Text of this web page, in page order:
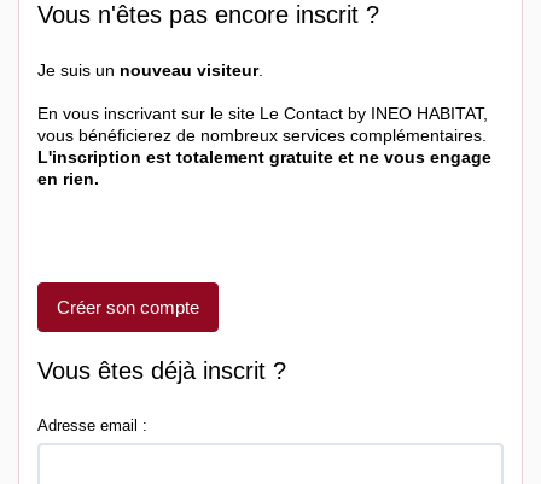
Vous n'êtes pas encore inscrit ?
Je suis un nouveau visiteur.
En vous inscrivant sur le site Le Contact by INEO HABITAT,
vous bénéficierez de nombreux services complémentaires.
L'inscription est totalement gratuite et ne vous engage
en rien.
Créer son compte
Vous êtes déjà inscrit ?
Adresse email :